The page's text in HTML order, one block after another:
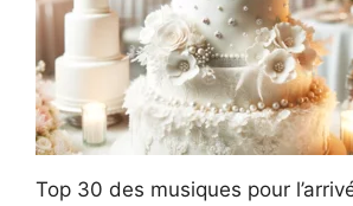
Top 30 des musiques pour